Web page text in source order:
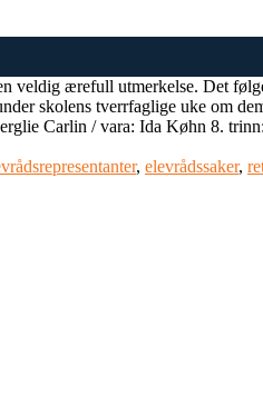
veldig ærefull utmerkelse. Det
skolens tverrfaglige uke om
Carlin / vara: Ida Køhn 8.
, elevrådssaker,